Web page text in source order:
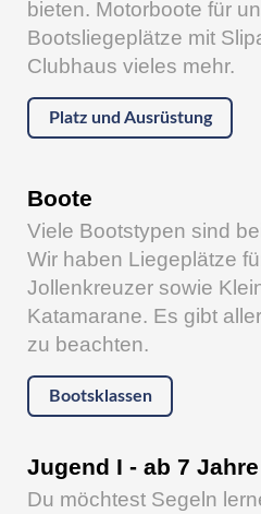
bieten. Motorboote für
Bootsliegeplätze mit
Clubhaus vieles mehr.
Platz und Ausrüstung
Boote
Viele Bootstypen sind
Wir haben Liegeplätze
Jollenkreuzer sowie
Katamarane. Es gibt
zu beachten.
Bootsklassen
Jugend I - ab 7 Jahre
Du möchtest Segeln